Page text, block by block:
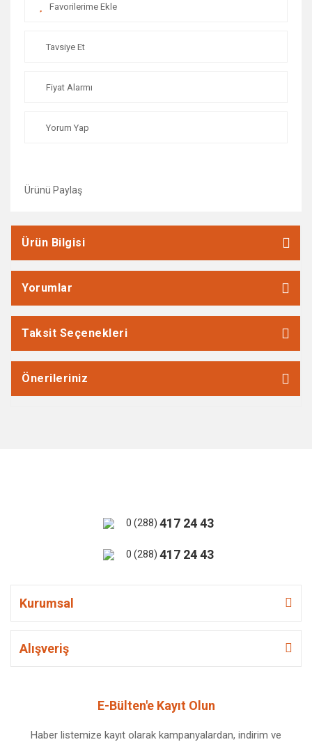
Tavsiye Et
Fiyat Alarmı
Yorum Yap
Ürünü Paylaş
Ürün Bilgisi
Yorumlar
Taksit Seçenekleri
Önerileriniz
0 (288) 417 24 43
0 (288) 417 24 43
Kurumsal
Alışveriş
E-Bülten'e Kayıt Olun
Haber listemize kayıt olarak kampanyalardan, indirim ve